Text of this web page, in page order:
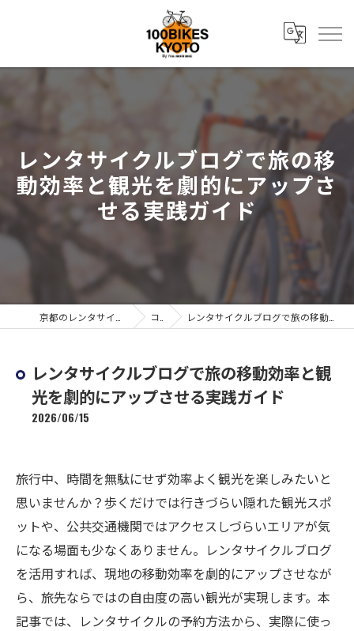
レンタサイクルブログで旅の移
動効率と観光を劇的にアップさ
せる実践ガイド
コラム レンタサイクルブログで旅の移動効率と観光を劇的にアップさせる実践ガイド
レンタサイクルブログで旅の移動効率と観
光を劇的にアップさせる実践ガイド
2026/06/15
旅行中、時間を無駄にせず効率よく観光を楽しみたいと
思いませんか？歩くだけでは行きづらい隠れた観光スポ
ットや、公共交通機関ではアクセスしづらいエリアが気
になる場面も少なくありません。レンタサイクルブログ
を活用すれば、現地の移動効率を劇的にアップさせなが
ら、旅先ならではの自由度の高い観光が実現します。本
記事では、レンタサイクルの予約方法から、実際に使っ